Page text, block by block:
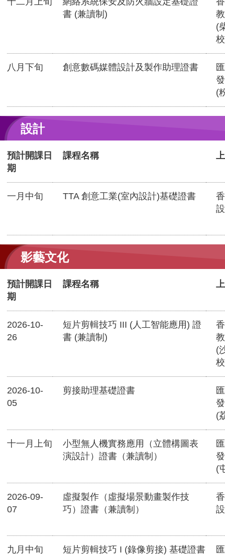
書 (兼讀制)
(
八月下旬 創意數碼媒體設計及製作助理證書
(
設計
預計開課日
期
課程名稱
一月中旬 TTA 創意工業(室內設計)基礎證書
影藝文化
預計開課日
期
課程名稱
2026-10-
26
短片剪輯技巧 III (人工智能應用) 證
書 (兼讀制)
(
2026-10-
05
剪接助理基礎證書
(
十一月上旬
小型無人機實務應用（立體構圖表
演設計）證書（兼讀制）
(
2026-09-
07
虛擬製作（虛擬場景動畫製作技
巧）證書（兼讀制）
九月中旬
短片剪輯技巧 I (錄像剪接) 基礎證書